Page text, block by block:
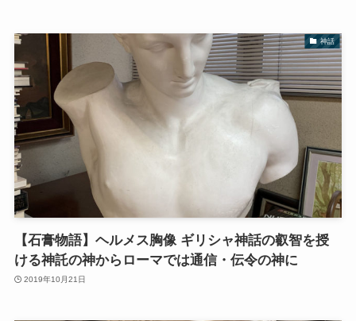
神話
【石膏物語】ヘルメス胸像 ギリシャ神話の叡智を授
ける神託の神からローマでは通信・伝令の神に
2019年10月21日